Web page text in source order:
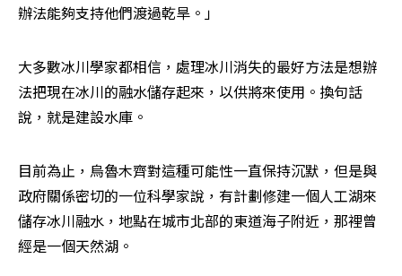
辦法能夠支持他們渡過乾旱。」
大多數冰川學家都相信，處理冰川消失的最好方法是想辦
法把現在冰川的融水儲存起來，以供將來使用。換句話
說，就是建設水庫。
目前為止，烏魯木齊對這種可能性一直保持沉默，但是與
政府關係密切的一位科學家說，有計劃修建一個人工湖來
儲存冰川融水，地點在城市北部的東道海子附近，那裡曾
經是一個天然湖。